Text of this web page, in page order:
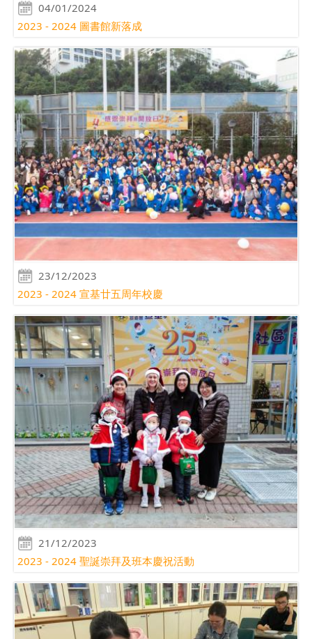
04/01/2024
2023 - 2024 圖書館新落成
23/12/2023
2023 - 2024 宣基廿五周年校慶
21/12/2023
2023 - 2024 聖誕崇拜及班本慶祝活動